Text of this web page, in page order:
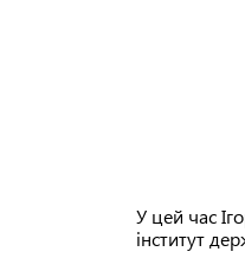
У цей час
інститут